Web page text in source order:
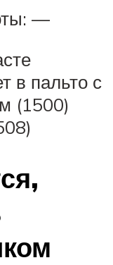
—
в пальто с
(1500)